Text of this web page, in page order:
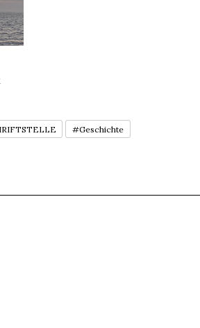
#Geschichte